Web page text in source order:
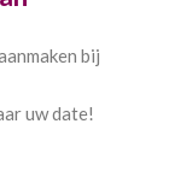
bij
uw date!